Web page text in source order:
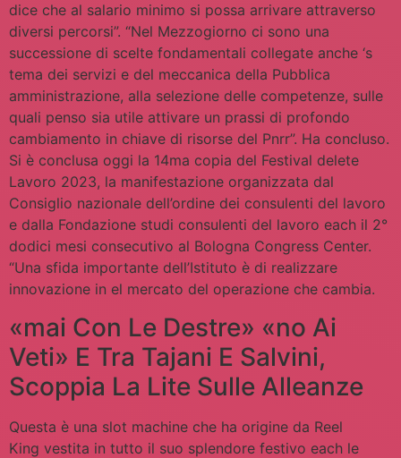
dice che al salario minimo si possa arrivare attraverso
diversi percorsi”. “Nel Mezzogiorno ci sono una
successione di scelte fondamentali collegate anche ‘s
tema dei servizi e del meccanica della Pubblica
amministrazione, alla selezione delle competenze, sulle
quali penso sia utile attivare un prassi di profondo
cambiamento in chiave di risorse del Pnrr”. Ha concluso.
Si è conclusa oggi la 14ma copia del Festival delete
Lavoro 2023, la manifestazione organizzata dal
Consiglio nazionale dell’ordine dei consulenti del lavoro
e dalla Fondazione studi consulenti del lavoro each il 2°
dodici mesi consecutivo al Bologna Congress Center.
“Una sfida importante dell’Istituto è di realizzare
innovazione in el mercato del operazione che cambia.
«mai Con Le Destre» «no Ai
Veti» E Tra Tajani E Salvini,
Scoppia La Lite Sulle Alleanze
Questa è una slot machine che ha origine da Reel
King vestita in tutto il suo splendore festivo each le